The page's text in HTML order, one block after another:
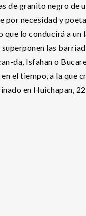
de granito negro de
por necesidad y
que lo conducirá a un
las
da, Isfahan o
el tiempo, a la que
en Huichapan,